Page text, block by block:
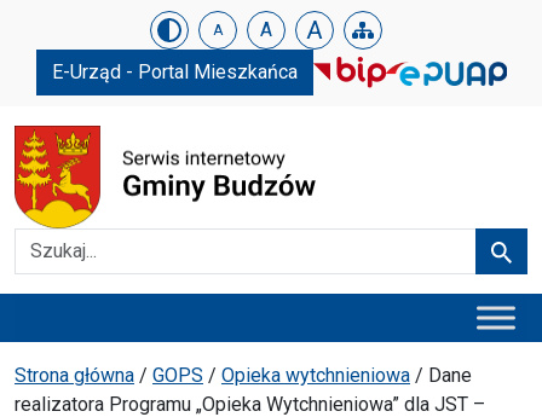
Urząd Gminy w Budzowie
Skip menu A A A
E-Urząd - Portal Mieszkańca
Szukaj
Ścieżka powrotu
Strona główna / GOPS / Opieka wytchnieniowa / Dane
realizatora Programu „Opieka Wytchnieniowa” dla JST –